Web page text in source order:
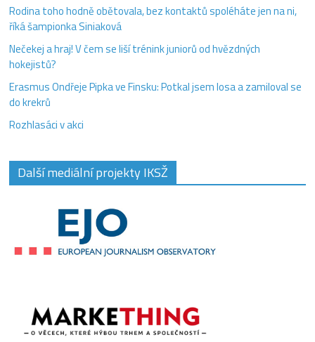
Rodina toho hodně obětovala, bez kontaktů spoléháte jen na ni,
říká šampionka Siniaková
Nečekej a hraj! V čem se liší trénink juniorů od hvězdných
hokejistů?
Erasmus Ondřeje Pipka ve Finsku: Potkal jsem losa a zamiloval se
do krekrů
Rozhlasáci v akci
Další mediální projekty IKSŽ